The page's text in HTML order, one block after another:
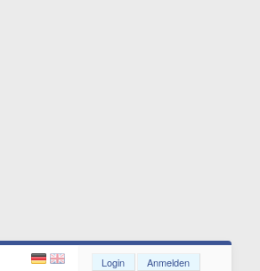
Login Anmelden